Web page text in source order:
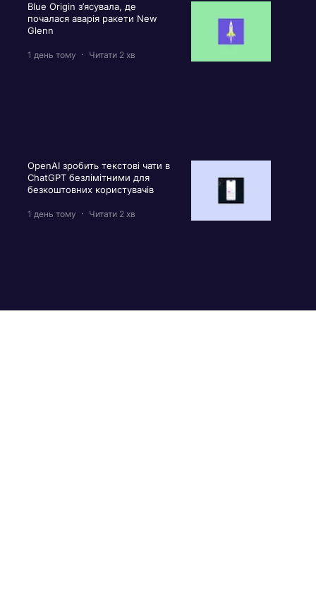
Blue Origin з’ясувала, де
почалася аварія ракети New
Glenn
1 день тому Читати 2 хв
OpenAI зробить текстові чати в
ChatGPT безлімітними для
безкоштовних користувачів
1 день тому Читати 2 хв